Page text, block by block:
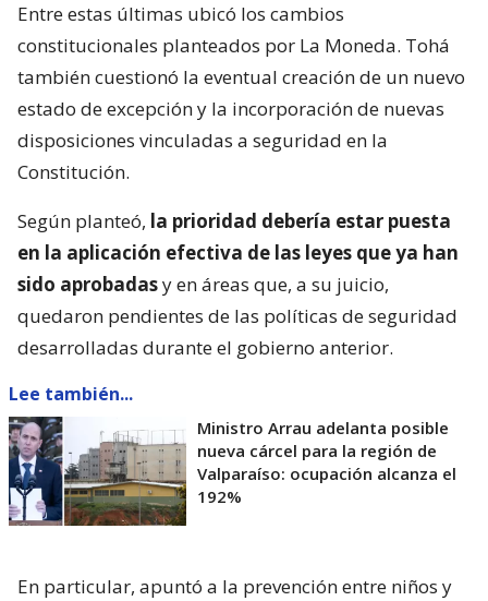
Entre estas últimas ubicó los cambios
constitucionales planteados por La Moneda. Tohá
también cuestionó la eventual creación de un nuevo
estado de excepción y la incorporación de nuevas
disposiciones vinculadas a seguridad en la
Constitución.
Según planteó, la prioridad debería estar puesta
en la aplicación efectiva de las leyes que ya han
sido aprobadasy en áreas que, a su juicio,
quedaron pendientes de las políticas de seguridad
desarrolladas durante el gobierno anterior.
Lee también...
Ministro Arrau adelanta posible
nueva cárcel para la región de
Valparaíso: ocupación alcanza el
192%
En particular, apuntó a la prevención entre niños y